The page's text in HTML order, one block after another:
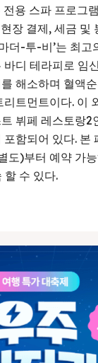
용 스파 프로그
장 결제, 세금 및
더-투-비’는 최고
디 테라피로 임
해소하며 혈액
트먼트이다. 이
뷔페 레스토랑2
포함되어 있다. 본
도)부터 예약 가
할 수 있다.